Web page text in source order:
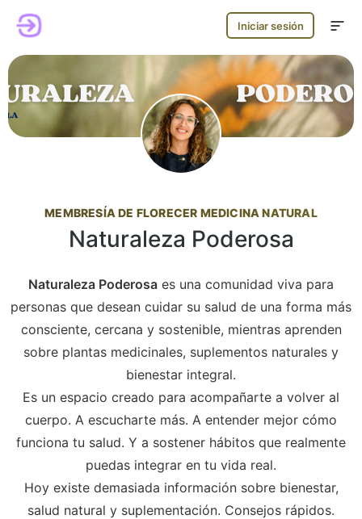
Iniciar sesión
MEMBRESÍA DE FLORECER MEDICINA NATURAL
Naturaleza Poderosa
Naturaleza Poderosa es una comunidad viva para
personas que desean cuidar su salud de una forma más
consciente, cercana y sostenible, mientras aprenden
sobre plantas medicinales, suplementos naturales y
bienestar integral.
Es un espacio creado para acompañarte a volver al
cuerpo. A escucharte más. A entender mejor cómo
funciona tu salud. Y a sostener hábitos que realmente
puedas integrar en tu vida real.
Hoy existe demasiada información sobre bienestar,
salud natural y suplementación. Consejos rápidos.